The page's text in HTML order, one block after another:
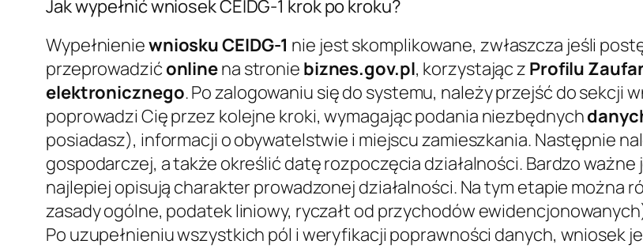
Jak wypełnić wniosek CEIDG-1 krok po kroku?
Wypełnieniewniosku CEIDG-1 nie jest skomplikowane, zwłaszcza jeśli
przeprowadzić onlinena stronie biznes.gov.pl, korzystając z Profilu
elektronicznego. Po zalogowaniu się do systemu, należy przejść do sekcji
poprowadzi Cię przez kolejne kroki, wymagając podania niezbędnych
posiadasz), informacji o obywatelstwie i miejscu zamieszkania. Następnie
gospodarczej, a także określić datę rozpoczęcia działalności. Bardzo
najlepiej opisują charakter prowadzonej działalności. Na tym etapie można
zasady ogólne, podatek liniowy, ryczałt od przychodów
Po uzupełnieniu wszystkich pól i weryfikacji poprawności danych, wniosek